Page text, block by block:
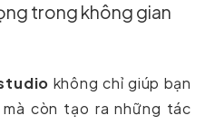
trong không gian
không chỉ giúp bạn
còn tạo ra những tác